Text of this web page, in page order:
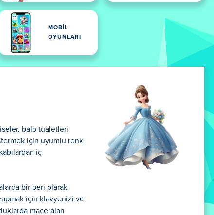
MOBIL
OYUNLARI
balo tualetleri
için uyumlu renk
iç
bir peri olarak
için klavyenizi ve
maceraları